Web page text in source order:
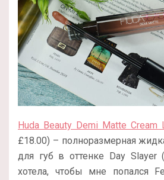
Huda Beauty Demi Matte Cream
£18.00) – полноразмерная
для губ в оттенке Day Slayer
хотела, чтобы мне попался